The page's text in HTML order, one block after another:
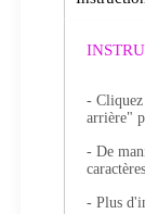
-
arrière"
- De
- Plus